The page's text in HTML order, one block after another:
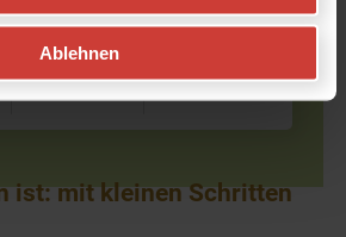
Ablehnen
ist: mit kleinen Schritten